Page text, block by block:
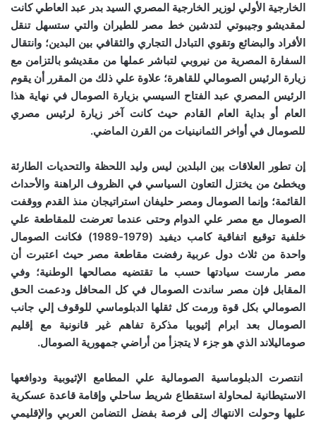
الخارجية الأولي لوزير الخارجية المصري السيد بدر عبد العاطي كانت
لمقديشو وجيبوتي لتدشين خط مصر للطيران والتي ستسهل تنقل
الأفراد والبضائع وتقوي التبادل التجاري والثقافي بين البدين؛ وانتقال
السفارة المصرية من نيروبي لتباشر عملها من مقديشو بالتزامن مع
زيارة الرئيس الصومالي للقاهرة؛ علاوة علي ذلك من المقرر أن يقوم
الرئيس المصري عبد الفتاح السيسي بزيارة الصومال في نهاية هذا
العام أو بداية العام القادم حيث كانت آخر زيارة لرئيس مصري
للصومال في أواخر الثمانينيات من القرن الماضي.
إن تطور العلاقات بين البلدين ليس وليد اللحظة والتحديات الطارئة
ويخطئ من يختزل التعاون السياسي في الظروف الراهنة والأحداث
القائمة؛ وإنما الصومال ومصر حليفان استراتيجان منذ القدم ووقفت
الصومال مع مصر علي الدوام وحتى عندما تعرضت للمقاطعة علي
خلفية توقيع اتفاقية كامب ديفيد (1979-1989
) فكانت الصومال
واحدة من ثلاث دول عربية رفضت مقاطعة مصر حيث اعتبرت أن
مصر مارست سيادتها حسب ما تقتضيه مصالحها الوطنية؛ وفي
المقابل فإن مصر ساندت الصومال في كل المحافل ودعمت الحق
الصومالي بكل قوة ورمت كل ثقلها الدبلوماسي للوقوف إلي جانب
الصومال بعد ابرام إثيوبيا مذكرة تفاهم غير قانونية مع إقليم
صوماليلاند الذي هو جزء لا يتجزأ من أراضي جمهورية الصومال.
انتصرت الدبلوماسية الصومالية علي المطامع الإثيوبية ودوافعها
الاستيطانية لمحاولة استقطاع شريط ساحلي وإقامة قاعدة عسكرية
عليها وحولت الانتهاك إلى فرصة بفضل التضامن العربي والإقليمي